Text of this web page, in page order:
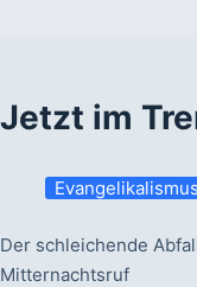
Jetzt im
Evangelikalismus
Der schleichende
Mitternachtsruf